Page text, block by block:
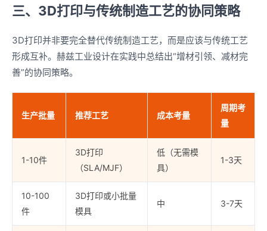
三、3D打印与传统制造工艺的协同策略
3D打印并非要完全替代传统制造工艺，而是应该与传统工艺
形成互补。赫兹工业设计在实践中总结出“增材引领、减材完
善”的协同策略。
生产批量 推荐工艺 成本考量
周期考
量
1-10件
3D打印
（SLA/MJF）
低（无需模
具）
1-3天
10-100
件
3D打印或小批量
模具
中 3-7天